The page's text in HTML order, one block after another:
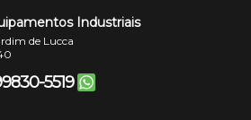
Industriais
de Lucca
5519